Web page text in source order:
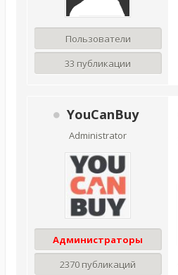
Пользователи
33 публикации
YouCanBuy
Administrator
Администраторы
2370 публикаций